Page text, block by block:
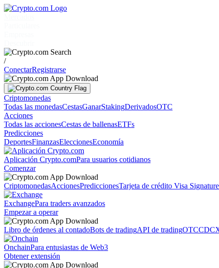
/
ConectarRegistrarse
Criptomonedas
Todas las monedasCestasGanarStakingDerivadosOTC
Acciones
Todas las accionesCestas de ballenasETFs
Predicciones
DeportesFinanzasEleccionesEconomía
Aplicación Crypto.comPara usuarios cotidianos
Comenzar
CriptomonedasAccionesPrediccionesTarjeta de crédito Visa
ExchangePara traders avanzados
Empezar a operar
Libro de órdenes al contadoBots de tradingAPI de tradingOTC
OnchainPara entusiastas de Web3
Obtener extensión